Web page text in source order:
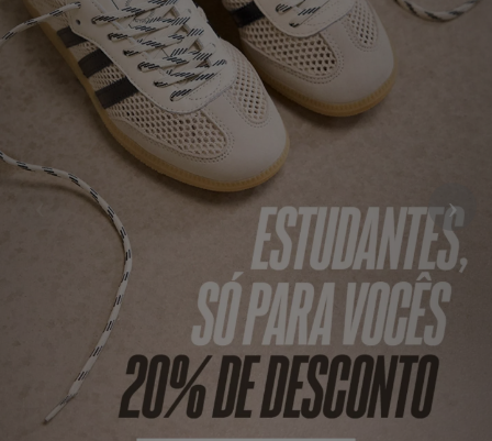
›
MULHER
CRIANÇA
DESPORTO
FUTEBOL JD
VER MARCAS
LOCALIZADOR DE LOJAS
MENSAGENS
MY JD